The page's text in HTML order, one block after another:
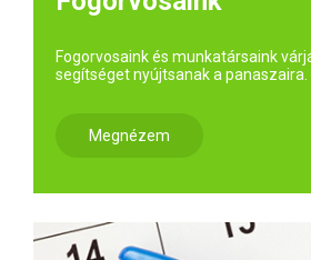
Fogorvosaink és munkatársaink
segítséget nyújtsanak a panaszaira.
Megnézem